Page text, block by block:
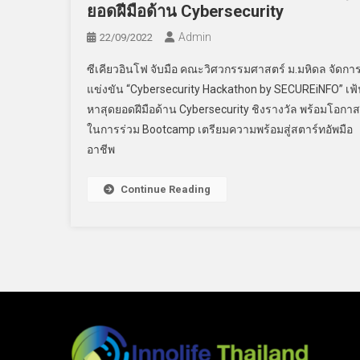
ยอดฝีมือด้าน Cybersecurity
22/09/2022 Admin
ซีเคียวอินโฟ จับมือ คณะวิศวกรรมศาสตร์ ม.มหิดล จัดกา
แข่งขัน “Cybersecurity Hackathon by SECUREiNFO” เ
หาสุดยอดฝีมือด้าน Cybersecurity ชิงรางวัล พร้อมโอกาส
ในการร่วม Bootcamp เตรียมความพร้อมสู่สตาร์ทอัพมือ
อาชีพ
Continue Reading